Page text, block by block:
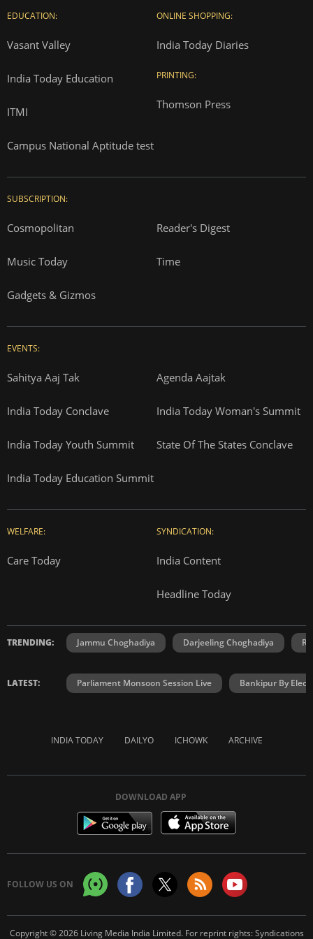
EDUCATION:
Vasant Valley
India Today Education
ITMI
Campus National Aptitude test
ONLINE SHOPPING:
India Today Diaries
PRINTING:
Thomson Press
SUBSCRIPTION:
Cosmopolitan Reader's Digest
Music Today Time
Gadgets & Gizmos
EVENTS:
Sahitya Aaj Tak Agenda Aajtak
India Today Conclave India Today Woman's Summit
India Today Youth Summit State Of The States Conclave
India Today Education Summit
WELFARE:
Care Today
SYNDICATION:
India Content
Headline Today
TRENDING: Jammu Choghadiya Darjeeling Choghadiya
LATEST: Parliament Monsoon Session Live Bankipur By
INDIA TODAY DAILYO ICHOWK ARCHIVE
DOWNLOAD APP
FOLLOW US ON
Copyright © 2026 Living Media India Limited. For reprint rights:Syndications